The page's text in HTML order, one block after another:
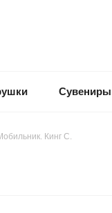
Сувениры
Кинг С.